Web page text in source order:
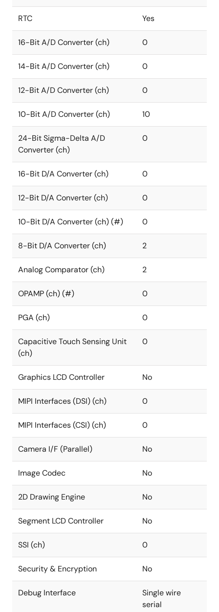
RTC Yes
16-Bit A/D Converter (ch) 0
14-Bit A/D Converter (ch) 0
12-Bit A/D Converter (ch) 0
10-Bit A/D Converter (ch) 10
24-Bit Sigma-Delta A/D
Converter (ch)
0
16-Bit D/A Converter (ch) 0
12-Bit D/A Converter (ch) 0
10-Bit D/A Converter (ch) (#) 0
8-Bit D/A Converter (ch) 2
Analog Comparator (ch) 2
OPAMP (ch) (#) 0
PGA (ch) 0
Capacitive Touch Sensing Unit
(ch)
0
Graphics LCD Controller No
MIPI Interfaces (DSI) (ch) 0
MIPI Interfaces (CSI) (ch) 0
Camera I/F (Parallel) No
Image Codec No
2D Drawing Engine No
Segment LCD Controller No
SSI (ch) 0
Security & Encryption No
Debug Interface
Single wire
serial